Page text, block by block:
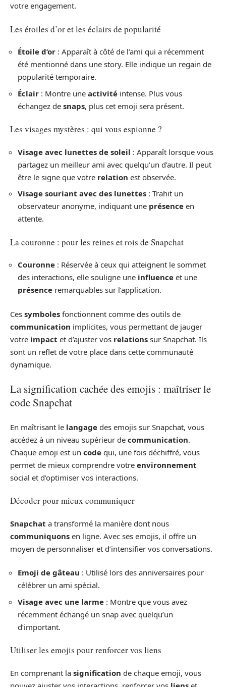
votre engagement.
Les étoiles d’or et les éclairs de popularité
Étoile d’or : Apparaît à côté de l’ami qui a récemment
été mentionné dans une story. Elle indique un regain de
popularité temporaire.
Éclair : Montre une activité intense. Plus vous
échangez de snaps, plus cet emoji sera présent.
Les visages mystères : qui vous espionne ?
Visage avec lunettes de soleil : Apparaît lorsque vous
partagez un meilleur ami avec quelqu’un d’autre. Il peut
être le signe que votre relation est observée.
Visage souriant avec des lunettes : Trahit un
observateur anonyme, indiquant une présence en
attente.
La couronne : pour les reines et rois de Snapchat
Couronne : Réservée à ceux qui atteignent le sommet
des interactions, elle souligne une influence et une
présence remarquables sur l’application.
Ces symboles fonctionnent comme des outils de
communication implicites, vous permettant de jauger
votre impact et d’ajuster vos relations sur Snapchat. Ils
sont un reflet de votre place dans cette communauté
dynamique.
La signification cachée des emojis : maîtriser le
code Snapchat
En maîtrisant le langage des emojis sur Snapchat, vous
accédez à un niveau supérieur de communication.
Chaque emoji est un code qui, une fois déchiffré, vous
permet de mieux comprendre votre environnement
social et d’optimiser vos interactions.
Décoder pour mieux communiquer
Snapchat a transformé la manière dont nous
communiquons en ligne. Avec ses emojis, il offre un
moyen de personnaliser et d’intensifier vos conversations.
Emoji de gâteau : Utilisé lors des anniversaires pour
célébrer un ami spécial.
Visage avec une larme : Montre que vous avez
récemment échangé un snap avec quelqu’un
d’important.
Utiliser les emojis pour renforcer vos liens
En comprenant la signification de chaque emoji, vous